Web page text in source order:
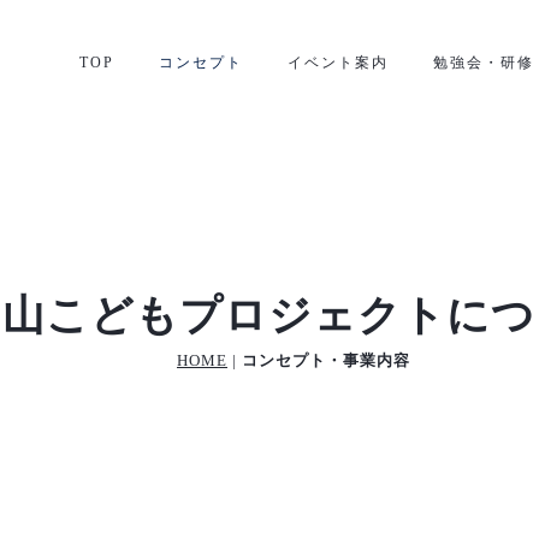
TOP コンセプト イベント案内 勉強会・研修
こどもプロジェクトに
HOME | コンセプト・事業内容